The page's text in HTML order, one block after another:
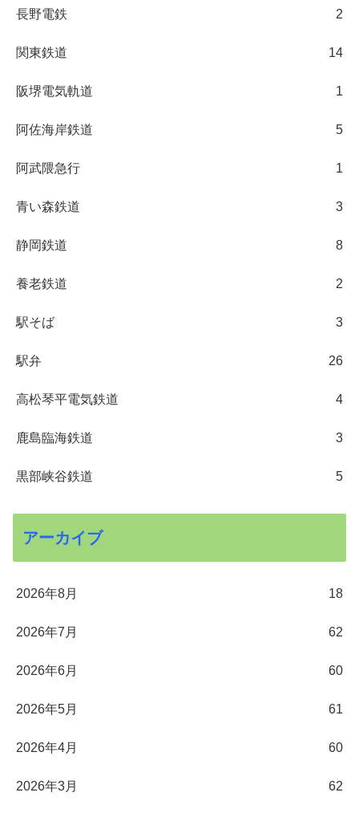
長野電鉄 2
関東鉄道 14
阪堺電気軌道 1
阿佐海岸鉄道 5
阿武隈急行 1
青い森鉄道 3
静岡鉄道 8
養老鉄道 2
駅そば 3
駅弁 26
高松琴平電気鉄道 4
鹿島臨海鉄道 3
黒部峡谷鉄道 5
アーカイブ
2026年8月 18
2026年7月 62
2026年6月 60
2026年5月 61
2026年4月 60
2026年3月 62